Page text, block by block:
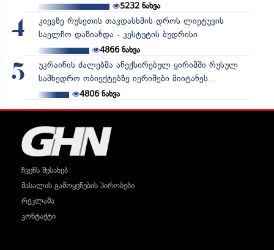
5232ნახვა
4
კიევზე რუსეთის თავდასხმის დროს ლიეტუვის
საელჩო დაზიანდა - კესტუტის ბუდრისი
4866ნახვა
5
უკრაინის ძალებმა ანექსირებულ ყირიმში რუსულ
სამხედრო ობიექტებზე იერიშები მიიტანეს...
4806ნახვა
ჩვენს შესახებ
მასალის გამოყენების პირობები
რეკლამა
კონტაქტი